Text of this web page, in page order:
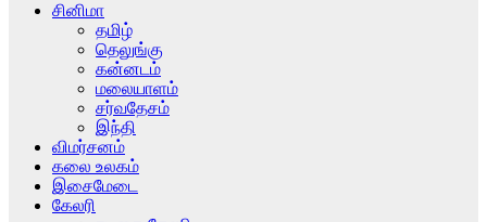
சினிமா
தமிழ்
தெலுங்கு
கன்னடம்
மலையாளம்
சர்வதேசம்
இந்தி
விமர்சனம்
கலை உலகம்
இசைமேடை
கேலரி